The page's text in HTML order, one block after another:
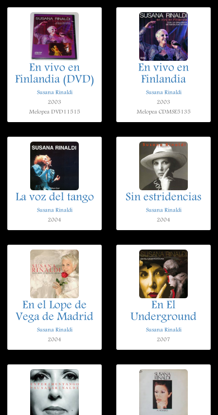
En vivo en
Finlandia (DVD)
Susana Rinaldi
2003
Melopea DVD11515
En vivo en
Finlandia
Susana Rinaldi
2003
Melopea CDMSE5135
La voz del tango
Susana Rinaldi
2004
Sin estridencias
Susana Rinaldi
2004
En el Lope de
Vega de Madrid
Susana Rinaldi
2004
En El
Underground
Susana Rinaldi
2007